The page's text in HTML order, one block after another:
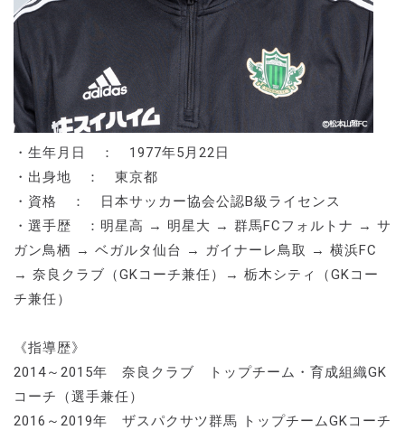
・生年月日 ： 1977年5月22日
・出身地 ： 東京都
・資格 ： 日本サッカー協会公認B級ライセンス
・選手歴 ：明星高 → 明星大 → 群馬FCフォルトナ → サ
ガン鳥栖 → ベガルタ仙台 → ガイナーレ鳥取 → 横浜FC
→ 奈良クラブ（GKコーチ兼任）→ 栃木シティ（GKコー
チ兼任）
《指導歴》
2014～2015年 奈良クラブ トップチーム・育成組織GK
コーチ（選手兼任）
2016～2019年 ザスパクサツ群馬 トップチームGKコーチ